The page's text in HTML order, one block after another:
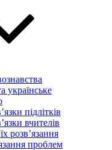
українське
підлітків
вчителів
розв’язання
проблем